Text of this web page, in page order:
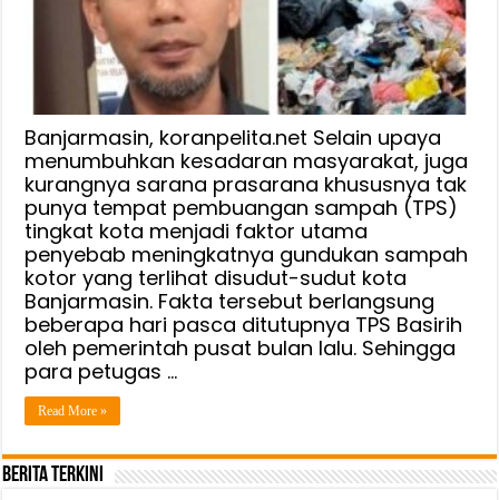
Banjarmasin, koranpelita.net Selain upaya
menumbuhkan kesadaran masyarakat, juga
kurangnya sarana prasarana khususnya tak
punya tempat pembuangan sampah (TPS)
tingkat kota menjadi faktor utama
penyebab meningkatnya gundukan sampah
kotor yang terlihat disudut-sudut kota
Banjarmasin. Fakta tersebut berlangsung
beberapa hari pasca ditutupnya TPS Basirih
oleh pemerintah pusat bulan lalu. Sehingga
para petugas …
Read More »
Berita Terkini